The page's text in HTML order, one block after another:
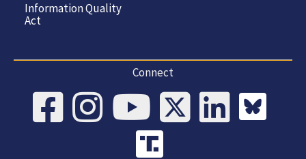
Information Quality
Act
Connect